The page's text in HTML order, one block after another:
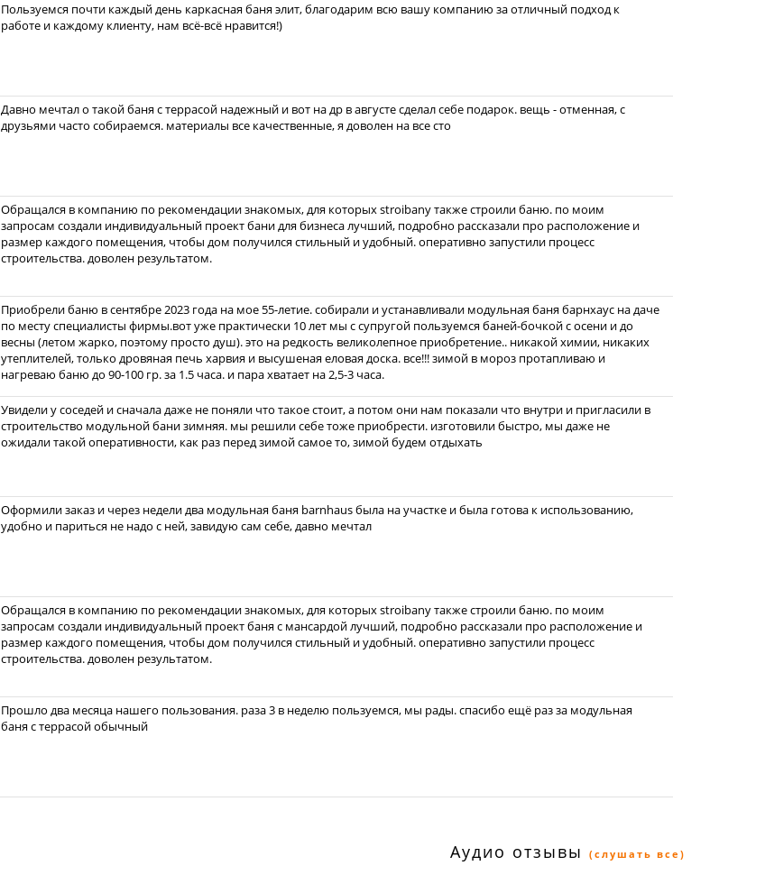
Пользуемся почти каждый день каркасная баня элит, благодарим всю вашу компанию за отличный подход к
работе и каждому клиенту, нам всё-всё нравится!)
Давно мечтал о такой баня с террасой надежный и вот на др в августе сделал себе подарок. вещь - отменная, с
друзьями часто собираемся. материалы все качественные, я доволен на все сто
Обращался в компанию по рекомендации знакомых, для которых stroibany также строили баню. по моим
запросам создали индивидуальный проект бани для бизнеса лучший, подробно рассказали про расположение и
размер каждого помещения, чтобы дом получился стильный и удобный. оперативно запустили процесс
строительства. доволен результатом.
Приобрели баню в сентябре 2023 года на мое 55-летие. собирали и устанавливали модульная баня барнхаус на даче
по месту специалисты фирмы.вот уже практически 10 лет мы с супругой пользуемся баней-бочкой с осени и до
весны (летом жарко, поэтому просто душ). это на редкость великолепное приобретение.. никакой химии, никаких
утеплителей, только дровяная печь харвия и высушеная еловая доска. все!!! зимой в мороз протапливаю и
нагреваю баню до 90-100 гр. за 1.5 часа. и пара хватает на 2,5-3 часа.
Увидели у соседей и сначала даже не поняли что такое стоит, а потом они нам показали что внутри и пригласили в
строительство модульной бани зимняя. мы решили себе тоже приобрести. изготовили быстро, мы даже не
ожидали такой оперативности, как раз перед зимой самое то, зимой будем отдыхать
Оформили заказ и через недели два модульная баня barnhaus была на участке и была готова к использованию,
удобно и париться не надо с ней, завидую сам себе, давно мечтал
Обращался в компанию по рекомендации знакомых, для которых stroibany также строили баню. по моим
запросам создали индивидуальный проект баня с мансардой лучший, подробно рассказали про расположение и
размер каждого помещения, чтобы дом получился стильный и удобный. оперативно запустили процесс
строительства. доволен результатом.
Прошло два месяца нашего пользования. раза 3 в неделю пользуемся, мы рады. спасибо ещё раз за модульная
баня с террасой обычный
Аудио отзывы (слушать все)